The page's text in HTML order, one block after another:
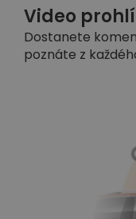
Video
Dostanete
poznáte z